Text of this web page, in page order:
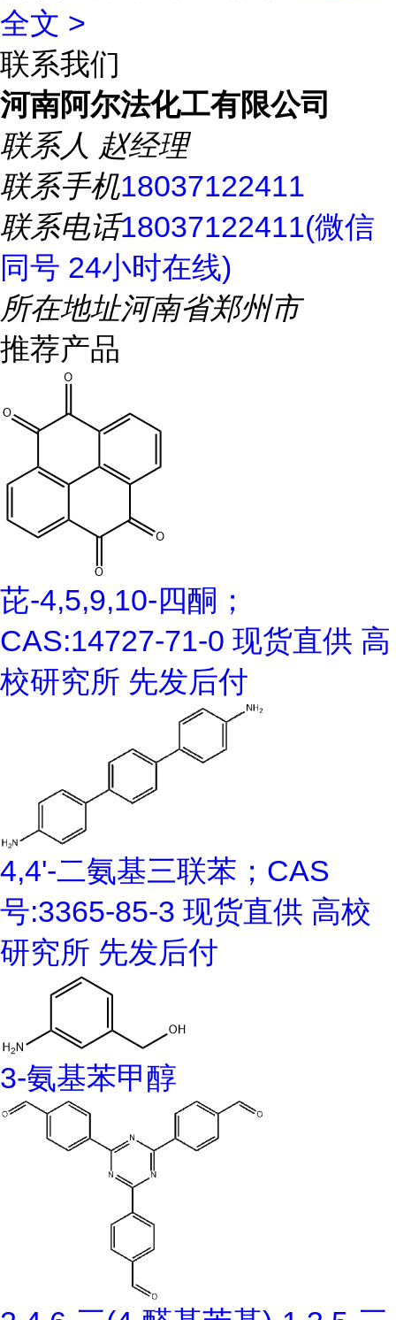
全文 >
联系我们
河南阿尔法化工有限公司
联系人 赵经理
联系手机18037122411
联系电话18037122411(微信
同号 24小时在线)
所在地址河南省郑州市
推荐产品
芘-4,5,9,10-四酮；
CAS:14727-71-0 现货直供 高
校研究所 先发后付
4,4'-二氨基三联苯；CAS
号:3365-85-3 现货直供 高校
研究所 先发后付
3-氨基苯甲醇